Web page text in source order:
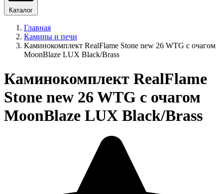
Каталог
Главная
Камины и печи
Каминокомплект RealFlame Stone new 26 WTG с очагом
MoonBlaze LUX Black/Brass
Каминокомплект RealFlame
Stone new 26 WTG с очагом
MoonBlaze LUX Black/Brass